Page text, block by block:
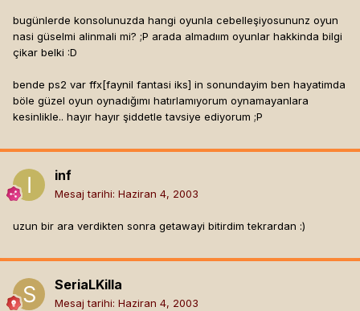
bugünlerde konsolunuzda hangi oyunla cebelleşiyosununz oyun
nasi güselmi alinmali mi? ;P arada almadıım oyunlar hakkinda bilgi
çikar belki :D
bende ps2 var ffx[faynil fantasi iks] in sonundayim ben hayatimda
böle güzel oyun oynadığımı hatırlamıyorum oynamayanlara
kesinlikle.. hayır hayır şiddetle tavsiye ediyorum ;P
inf
Mesaj tarihi: Haziran 4, 2003
uzun bir ara verdikten sonra getawayi bitirdim tekrardan :)
SeriaLKilla
Mesaj tarihi: Haziran 4, 2003